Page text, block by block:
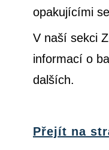
opakujícími
V naší sekci
informací o
dalších.
Přejít na